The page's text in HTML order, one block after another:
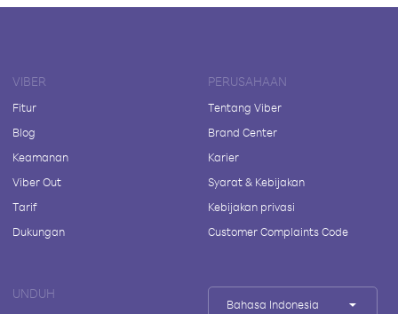
VIBER
Fitur
Blog
Keamanan
Viber Out
Tarif
Dukungan
PERUSAHAAN
Tentang Viber
Brand Center
Karier
Syarat & Kebijakan
Kebijakan privasi
Customer Complaints Code
UNDUH
Bahasa Indonesia